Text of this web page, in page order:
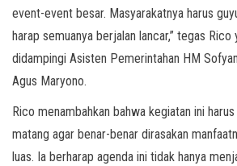
event-event besar. Masyarakatnya harus
harap semuanya berjalan lancar,” tegas Rico
didampingi Asisten Pemerintahan HM
Agus Maryono.
Rico menambahkan bahwa kegiatan ini
matang agar benar-benar dirasakan
luas. Ia berharap agenda ini tidak hanya